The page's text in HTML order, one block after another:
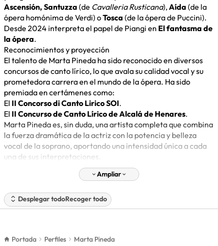
Ascensión, Santuzza (de Cavalleria Rusticana),Aída (de la
ópera homónima de Verdi) oTosca (de la ópera de Puccini).
Desde 2024 interpreta el papel de Piangi en El fantasma de
la ópera.
Reconocimientos y proyección
El talento de Marta Pineda ha sido reconocido en diversos
concursos de canto lírico, lo que avala su calidad vocal y su
prometedora carrera en el mundo de la ópera. Ha sido
premiada en certámenes como:
El II Concorso di Canto Lirico SOI.
El II Concurso de Canto Lírico de Alcalá de Henares.
Marta Pineda es, sin duda, una artista completa que combina
la fuerza dramática de la actriz con la potencia y belleza
vocal de la soprano, aportando una intensidad única a cada
una de sus interpretaciones.
Ampliar
Desplegar todoRecoger todo
Portada Perfiles Marta Pineda